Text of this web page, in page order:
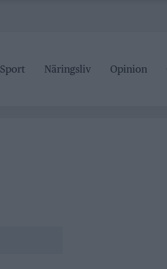
Sport Näringsliv Opinion